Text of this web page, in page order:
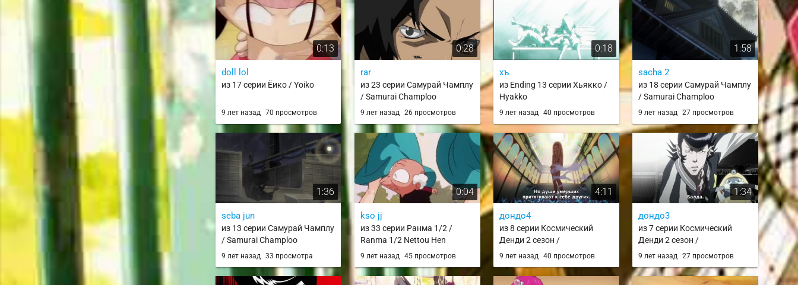
0:13
doll lol
из 17 серии Ёико / Yoiko
9 лет назад 70 просмотров
0:28
rar
из 23 серии Самурай Чамплу
/ Samurai Champloo
9 лет назад 26 просмотров
0:18
хъ
из Ending 13 серии Хьякко /
Hyakko
9 лет назад 40 просмотров
1:58
sacha 2
из 18 серии Самурай Чамплу
/ Samurai Champloo
9 лет назад 27 просмотров
1:36
seba jun
из 13 серии Самурай Чамплу
/ Samurai Champloo
9 лет назад 33 просмотра
0:04
kso jj
из 33 серии Ранма 1/2 /
Ranma 1/2 Nettou Hen
9 лет назад 45 просмотров
4:11
дондо4
из 8 серии Космический
Денди 2 сезон /
Space☆Dandy 2nd Season
9 лет назад 40 просмотров
1:34
дондо3
из 7 серии Космический
Денди 2 сезон /
Space☆Dandy 2nd Season
9 лет назад 27 просмотров